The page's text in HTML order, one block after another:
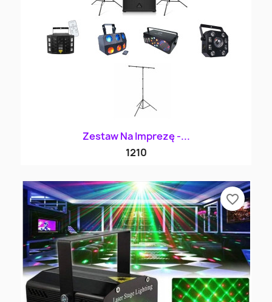
Zestaw Na Imprezę -...
1210
favorite_border